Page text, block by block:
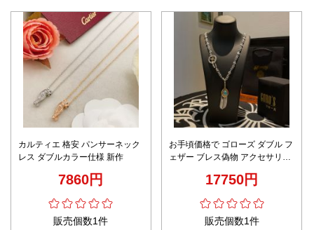
カルティエ 格安 パンサーネック
レス ダブルカラー仕様 新作
7860円
販売個数1件
お手頃価格で ゴローズ ダブル フ
ェザー ブレス偽物 アクセサリー
作 カップル17750円
販売個数1件